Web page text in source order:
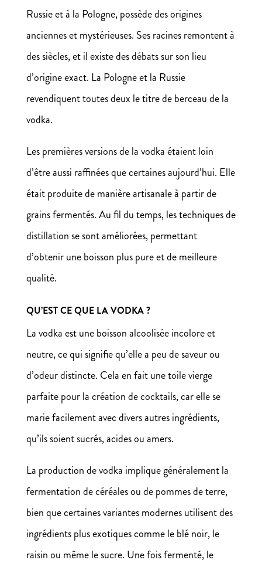
Russie et à la Pologne, possède des origines
anciennes et mystérieuses. Ses racines remontent à
des siècles, et il existe des débats sur son lieu
d’origine exact. La Pologne et la Russie
revendiquent toutes deux le titre de berceau de la
vodka.
Les premières versions de la vodka étaient loin
d’être aussi raffinées que certaines aujourd’hui. Elle
était produite de manière artisanale à partir de
grains fermentés. Au fil du temps, les techniques de
distillation se sont améliorées, permettant
d’obtenir une boisson plus pure et de meilleure
qualité.
QU’EST CE QUE LA VODKA ?
La vodka est une boisson alcoolisée incolore et
neutre, ce qui signifie qu’elle a peu de saveur ou
d’odeur distincte. Cela en fait une toile vierge
parfaite pour la création de cocktails, car elle se
marie facilement avec divers autres ingrédients,
qu’ils soient sucrés, acides ou amers.
La production de vodka implique généralement la
fermentation de céréales ou de pommes de terre,
bien que certaines variantes modernes utilisent des
ingrédients plus exotiques comme le blé noir, le
raisin ou même le sucre. Une fois fermenté, le